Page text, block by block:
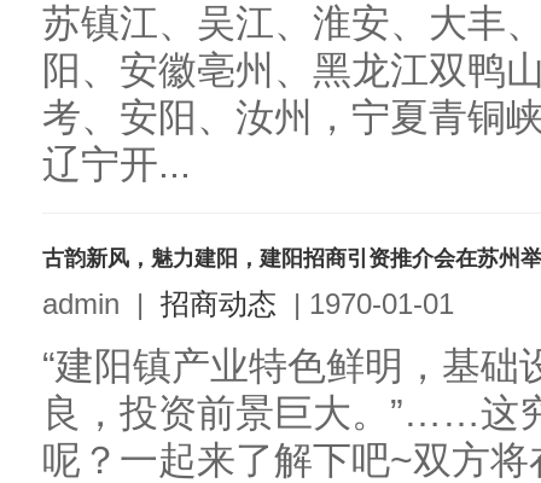
苏镇江、吴江、淮安、大丰
阳、安徽亳州、黑龙江双鸭
考、安阳、汝州，宁夏青铜
辽宁开...
古韵新风，魅力建阳，建阳招商引资推介会在苏州
admin | 招商动态 | 1970-01-01
“建阳镇产业特色鲜明，基础
良，投资前景巨大。”……这
呢？一起来了解下吧~双方